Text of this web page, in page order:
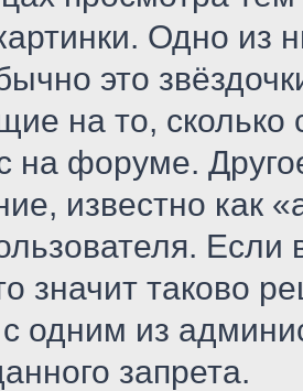
Одно из
это
на то,
на форуме.
известно как
значит таково
с одним из
запрета.